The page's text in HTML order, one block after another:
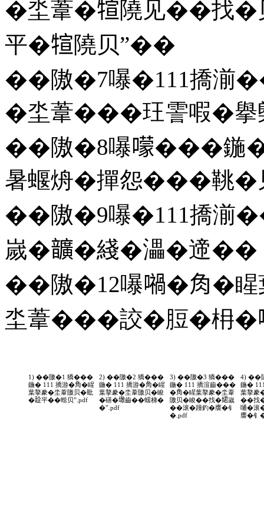
�坔葦�𤚗隢见��找
平�𤚗隢贝”��
��隞�7嚗�111撟湔
�坔葦���玨霅㗇�
��隞�8嚗𡁏���鍦
暑蝘烐�撣怨���鞉
��隞�9嚗�111撟湔
嵗�𩑈�綫�㵽�遆��
��隞�12嚗𡁜�𧢲�睲
坔葦���詨�脰�枏
1) ��隞�1 獢���
鍦� 111 撟游�𧢲�睲
葉摮豢�坔葦隞贝�䀝
�𨀣平��蝔贝”.pdf
2) ��隞�2 獢���
鍦� 111 撟游�𧢲�睲
葉摮豢�坔葦隞贝�睃
�磰�𡑒齒��蝯梯�
�”.pdf
3) ��隞�3 獢���
鍦� 111 撟渲齒���
�𧢲�睲葉摮豢�坔葦
隞贝�睃��找�𡝗嵗
��滚�蹱釣�譍�钅
�.pdf
4) ��
鍦�
葉摮豢
��找
嗵�滚
譍�钅